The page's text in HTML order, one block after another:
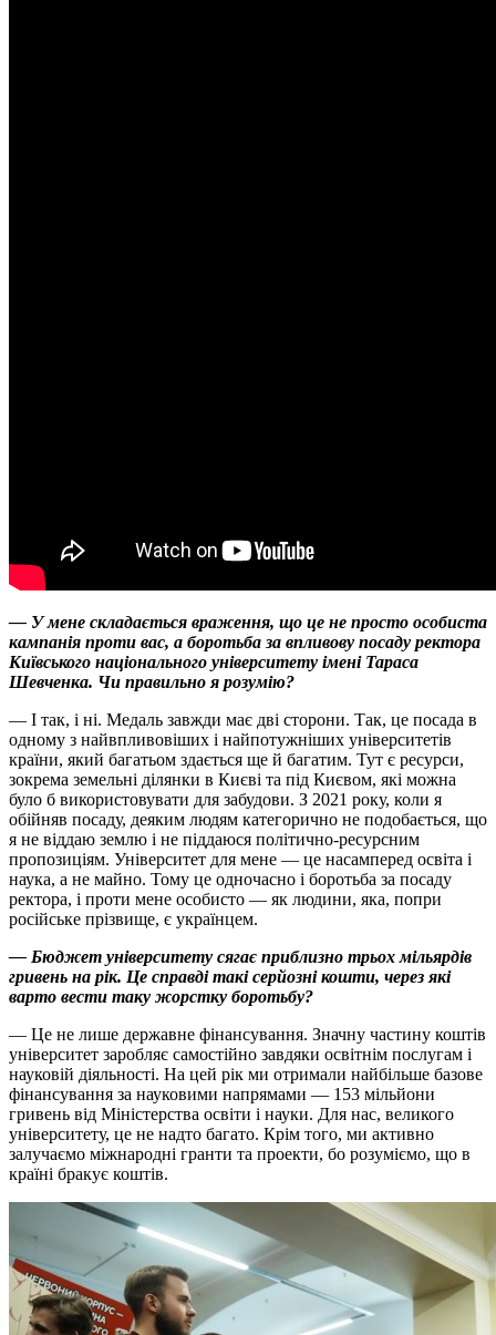
— У мене складається враження, що це не просто особиста
кампанія проти вас, а боротьба за впливову посаду ректора
Київського національного університету імені Тараса
Шевченка. Чи правильно я розумію?
— І так, і ні. Медаль завжди має дві сторони. Так, це посада в
одному з найвпливовіших і найпотужніших університетів
країни, який багатьом здається ще й багатим. Тут є ресурси,
зокрема земельні ділянки в Києві та під Києвом, які можна
було б використовувати для забудови. З 2021 року, коли я
обійняв посаду, деяким людям категорично не подобається, що
я не віддаю землю і не піддаюся політично-ресурсним
пропозиціям. Університет для мене — це насамперед освіта і
наука, а не майно. Тому це одночасно і боротьба за посаду
ректора, і проти мене особисто — як людини, яка, попри
російське прізвище, є українцем.
— Бюджет університету сягає приблизно трьох мільярдів
гривень на рік. Це справді такі серйозні кошти, через які
варто вести таку жорстку боротьбу?
— Це не лише державне фінансування. Значну частину коштів
університет заробляє самостійно завдяки освітнім послугам і
науковій діяльності. На цей рік ми отримали найбільше базове
фінансування за науковими напрямами — 153 мільйони
гривень від Міністерства освіти і науки. Для нас, великого
університету, це не надто багато. Крім того, ми активно
залучаємо міжнародні гранти та проекти, бо розуміємо, що в
країні бракує коштів.